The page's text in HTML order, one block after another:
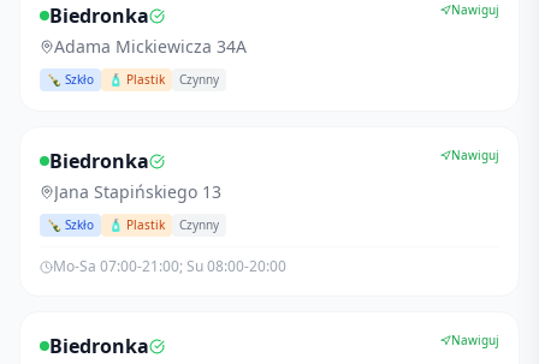
Biedronka
Adama Mickiewicza 34A
🍾 Szkło 🧴 Plastik Czynny
Nawiguj
Biedronka
Jana Stapińskiego 13
🍾 Szkło 🧴 Plastik Czynny
Nawiguj
Mo-Sa 07:00-21:00; Su 08:00-20:00
Biedronka Nawiguj